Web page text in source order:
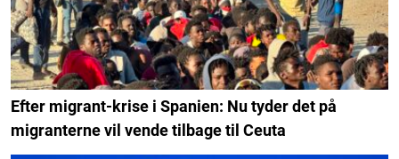
Efter migrant-krise i Spanien: Nu tyder det på
migranterne vil vende tilbage til Ceuta